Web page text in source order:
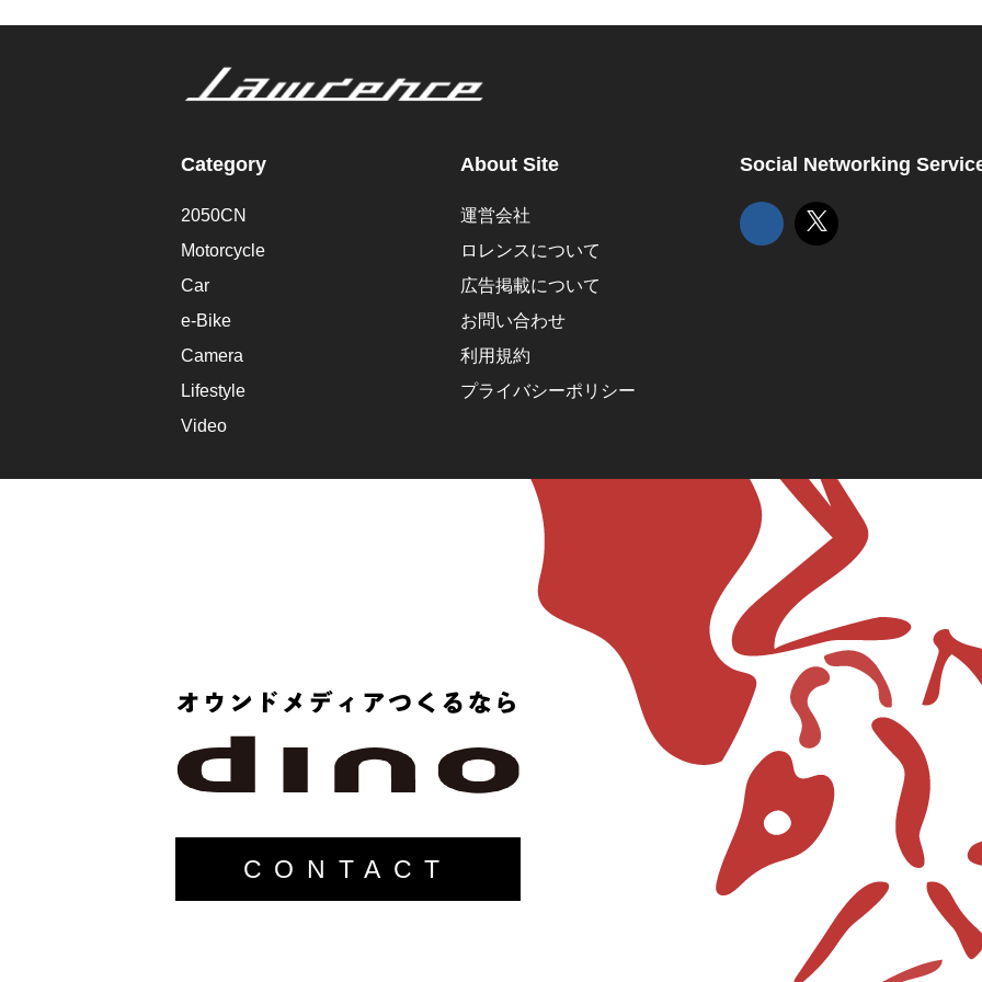
Category
2050CN
Motorcycle
Car
e-Bike
Camera
Lifestyle
Video
About Site
運営会社
ロレンスについて
広告掲載について
お問い合わせ
利用規約
プライバシーポリシー
Social Networking
CONTACT